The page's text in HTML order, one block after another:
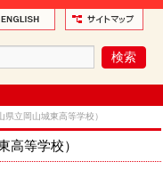
立岡山城東高等学校）
高等学校）